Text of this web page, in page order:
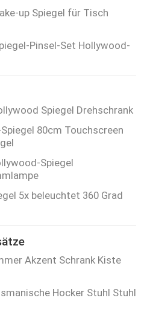
up Spiegel für Tisch
Pinsel-Set Hollywood-
Spiegel Drehschrank
80cm Touchscreen
Spiegel
5x beleuchtet 360 Grad
Akzent Schrank Kiste
Hocker Stuhl Stuhl